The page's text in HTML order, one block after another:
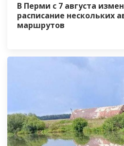
В Перми с 7 августа
расписание нескольких
маршрутов